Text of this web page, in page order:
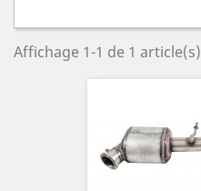
Affichage 1-1 de 1 article(s)